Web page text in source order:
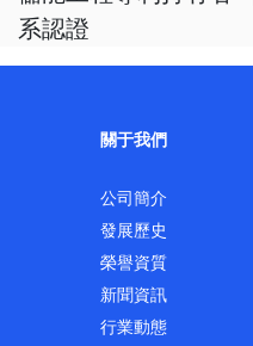
系認證
關于我們
公司簡介
發展歷史
榮譽資質
新聞資訊
行業動態